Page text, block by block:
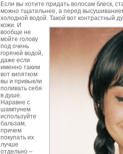
Если вы хотите придать волосам блеск,
можно тщательнее, а перед
холодной водой. Такой вот контрастный
кожи. И
вообще не
мойте голову
под очень
горячей водой,
даже если
именно таким
вот кипятком
вы и привыкли
поливать себя
в душе.
Наравне с
шампунем
используйте
бальзам,
причем
покупать их
лучше
отдельно –